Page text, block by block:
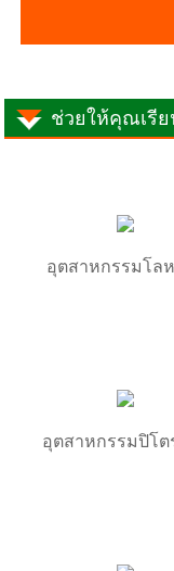
ช่วยให้คุณเรีย
อุตสาหกรรมโล
อุตสาหกรรมปิโต